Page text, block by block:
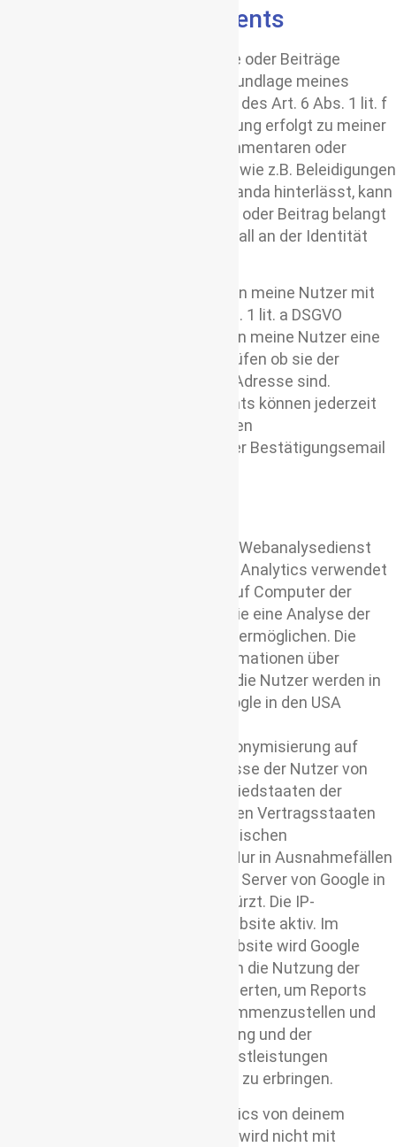
Kommentarabonnements
Hinterlassen Nutzer Kommentare oder Beiträge
werden deren IP-Adressen auf Grundlage meines
berechtigten Interesses im Sinne des Art. 6 Abs. 1 lit. f
DSGVO gespeichert. Die Speicherung erfolgt zu meiner
Sicherheit. Falls ein Nutzer in Kommentaren oder
Beiträgen widerrechtliche Inhalte wie z.B. Beleidigungen
oder verbotene politische Propaganda hinterlässt, kann
ich selbst für dessen Kommentar oder Beitrag belangt
werden. Daher bin ich in diesem Fall an der Identität
Die Nachfolgekommentare können meine Nutzer mit
deren Einwilligung gem. Art. 6 Abs. 1 lit. a DSGVO
abonnieren. In diesem Fall erhalten meine Nutzer eine
Bestätigungsemail, um zu überprüfen ob sie der
Inhaber der angegebenen E-Mail-Adresse sind.
Laufende Kommentarabonnements können jederzeit
abbestellt werden. Hinweise zu den
Widerrufsmöglichkeiten sind in der Bestätigungsemail
Ich nutze Google Analytics, einen Webanalysedienst
der Google Inc. („Google“). Google Analytics verwendet
sog. „Cookies“, Textdateien, die auf Computer der
Nutzer gespeichert werden und die eine Analyse der
Benutzung der Website durch sie ermöglichen. Die
durch den Cookie erzeugten Informationen über
Benutzung dieser Website durch die Nutzer werden in
der Regel an einen Server von Google in den USA
Im Falle der Aktivierung der IP-Anonymisierung auf
dieser Webseite, wird die IP-Adresse der Nutzer von
Google jedoch innerhalb von Mitgliedstaaten der
Europäischen Union oder in anderen Vertragsstaaten
des Abkommens über den Europäischen
Wirtschaftsraum zuvor gekürzt. Nur in Ausnahmefällen
wird die volle IP-Adresse an einen Server von Google in
den USA übertragen und dort gekürzt. Die IP-
Anonymisierung ist auf dieser Website aktiv. Im
Auftrag des Betreibers dieser Website wird Google
diese Informationen benutzen, um die Nutzung der
Website durch die Nutzer auszuwerten, um Reports
über die Websiteaktivitäten zusammenzustellen und
um weitere mit der Websitenutzung und der
Internetnutzung verbundene Dienstleistungen
gegenüber dem Websitebetreiber zu erbringen.
Die im Rahmen von Google Analytics von deinem
Browser übermittelte IP-Adresse wird nicht mit